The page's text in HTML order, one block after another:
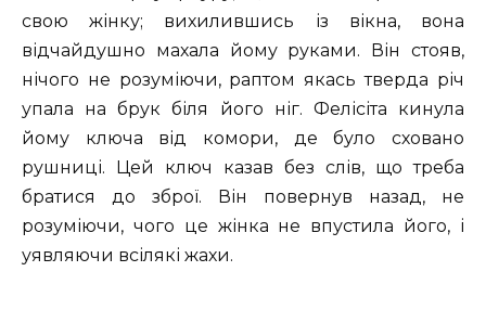
свою жінку; вихилившись із вікна, вона
відчайдушно махала йому руками. Він стояв,
нічого не розуміючи, раптом якась тверда річ
упала на брук біля його ніг. Фелісіта кинула
йому ключа від комори, де було сховано
рушниці. Цей ключ казав без слів, що треба
братися до зброї. Він повернув назад, не
розуміючи, чого це жінка не впустила його, і
уявляючи всілякі жахи.